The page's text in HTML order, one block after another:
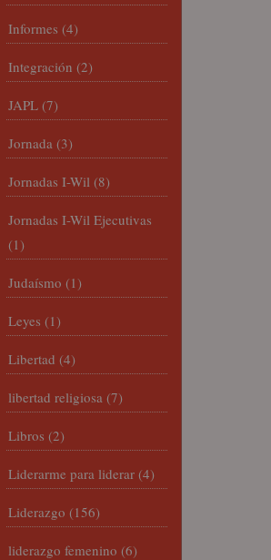
Informes (4)
Integración (2)
JAPL (7)
Jornada (3)
Jornadas I-Wil (8)
Jornadas I-Wil Ejecutivas
(1)
Judaísmo (1)
Leyes (1)
Libertad (4)
libertad religiosa (7)
Libros (2)
Liderarme para liderar (4)
Liderazgo (156)
liderazgo femenino (6)